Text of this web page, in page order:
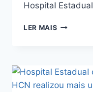
Hospital
LER MAIS